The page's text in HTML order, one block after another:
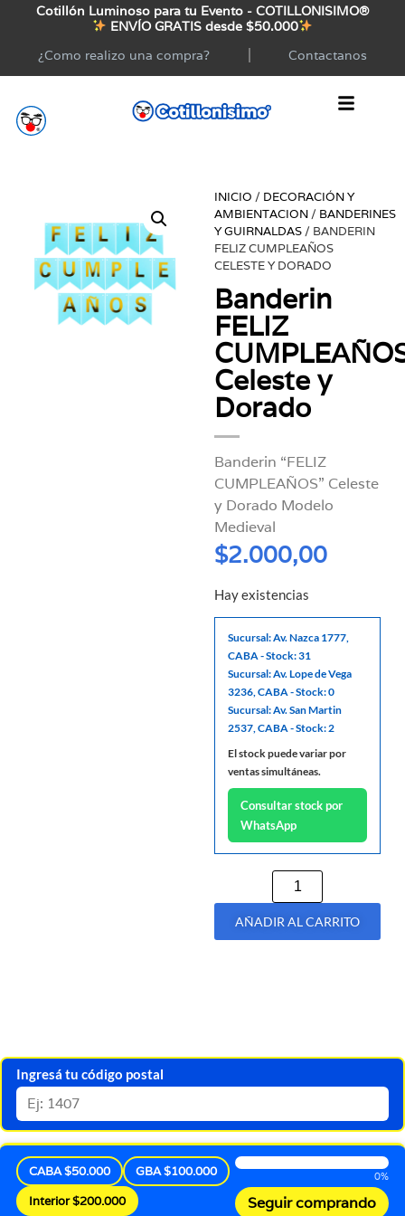
Cotillón Luminoso para tu Evento - COTILLONISIMO®
ENVÍO GRATIS desde $50.000
¿Como realizo una compra?
Contactanos
INICIO / DECORACIÓN Y
AMBIENTACION / BANDERINES
Y GUIRNALDAS / BANDERIN
FELIZ CUMPLEAÑOS
CELESTE Y DORADO
Banderin
FELIZ
Celeste y
Dorado
Banderin “FELIZ
CUMPLEAÑOS” Celeste
y Dorado Modelo
Medieval
$2.000,00
Hay existencias
Sucursal: Av. Nazca 1777,
CABA - Stock: 31
Sucursal: Av. Lope de Vega
3236, CABA - Stock: 0
Sucursal: Av. San Martin
2537, CABA - Stock: 2
El stock puede variar por
ventas simultáneas.
Consultar stock por
WhatsApp
AÑADIR AL CARRITO
Ingresá tu código postal
CABA $50.000
GBA $100.000
Interior $200.000
0%
Seguir comprando